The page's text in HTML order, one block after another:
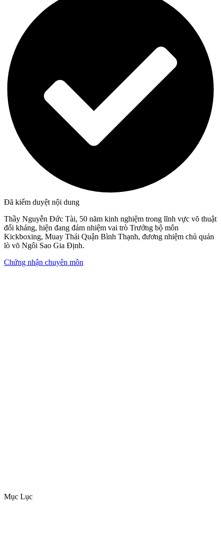
Đã kiểm duyệt nội dung
Thầy Nguyễn Đức Tài, 50 năm kinh nghiệm trong lĩnh vực võ thuật
đối kháng, hiện đang đảm nhiệm vai trò Trưởng bộ môn
Kickboxing, Muay Thái Quận Bình Thạnh, đương nhiệm chủ quản
lò võ Ngôi Sao Gia Định.
Chứng nhận chuyên môn
Mục Lục